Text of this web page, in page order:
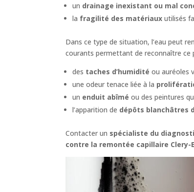
un drainage inexistant ou mal
la fragilité des matériaux utilisés
Dans ce type de situation, l’eau peut
courants permettant de reconnaître ce
des taches d’humidité ou auréoles
une odeur tenace liée à la
un enduit abîmé ou des peintures
l’apparition de dépôts blanchâtres
Contacter un spécialiste du
contre la remontée capillaire Clery-